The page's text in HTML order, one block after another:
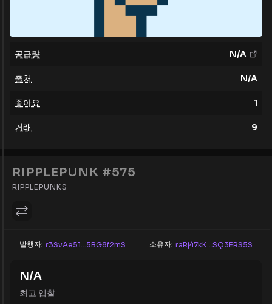
공급량 N/A
출처 N/A
좋아요 1
거래 9
RIPPLEPUNK #575
RIPPLEPUNKS
발행자: r3SvAe51...5BG8f2mS 소유자: raRj47kK...SQ3ERS5S
최고 입찰
N/A